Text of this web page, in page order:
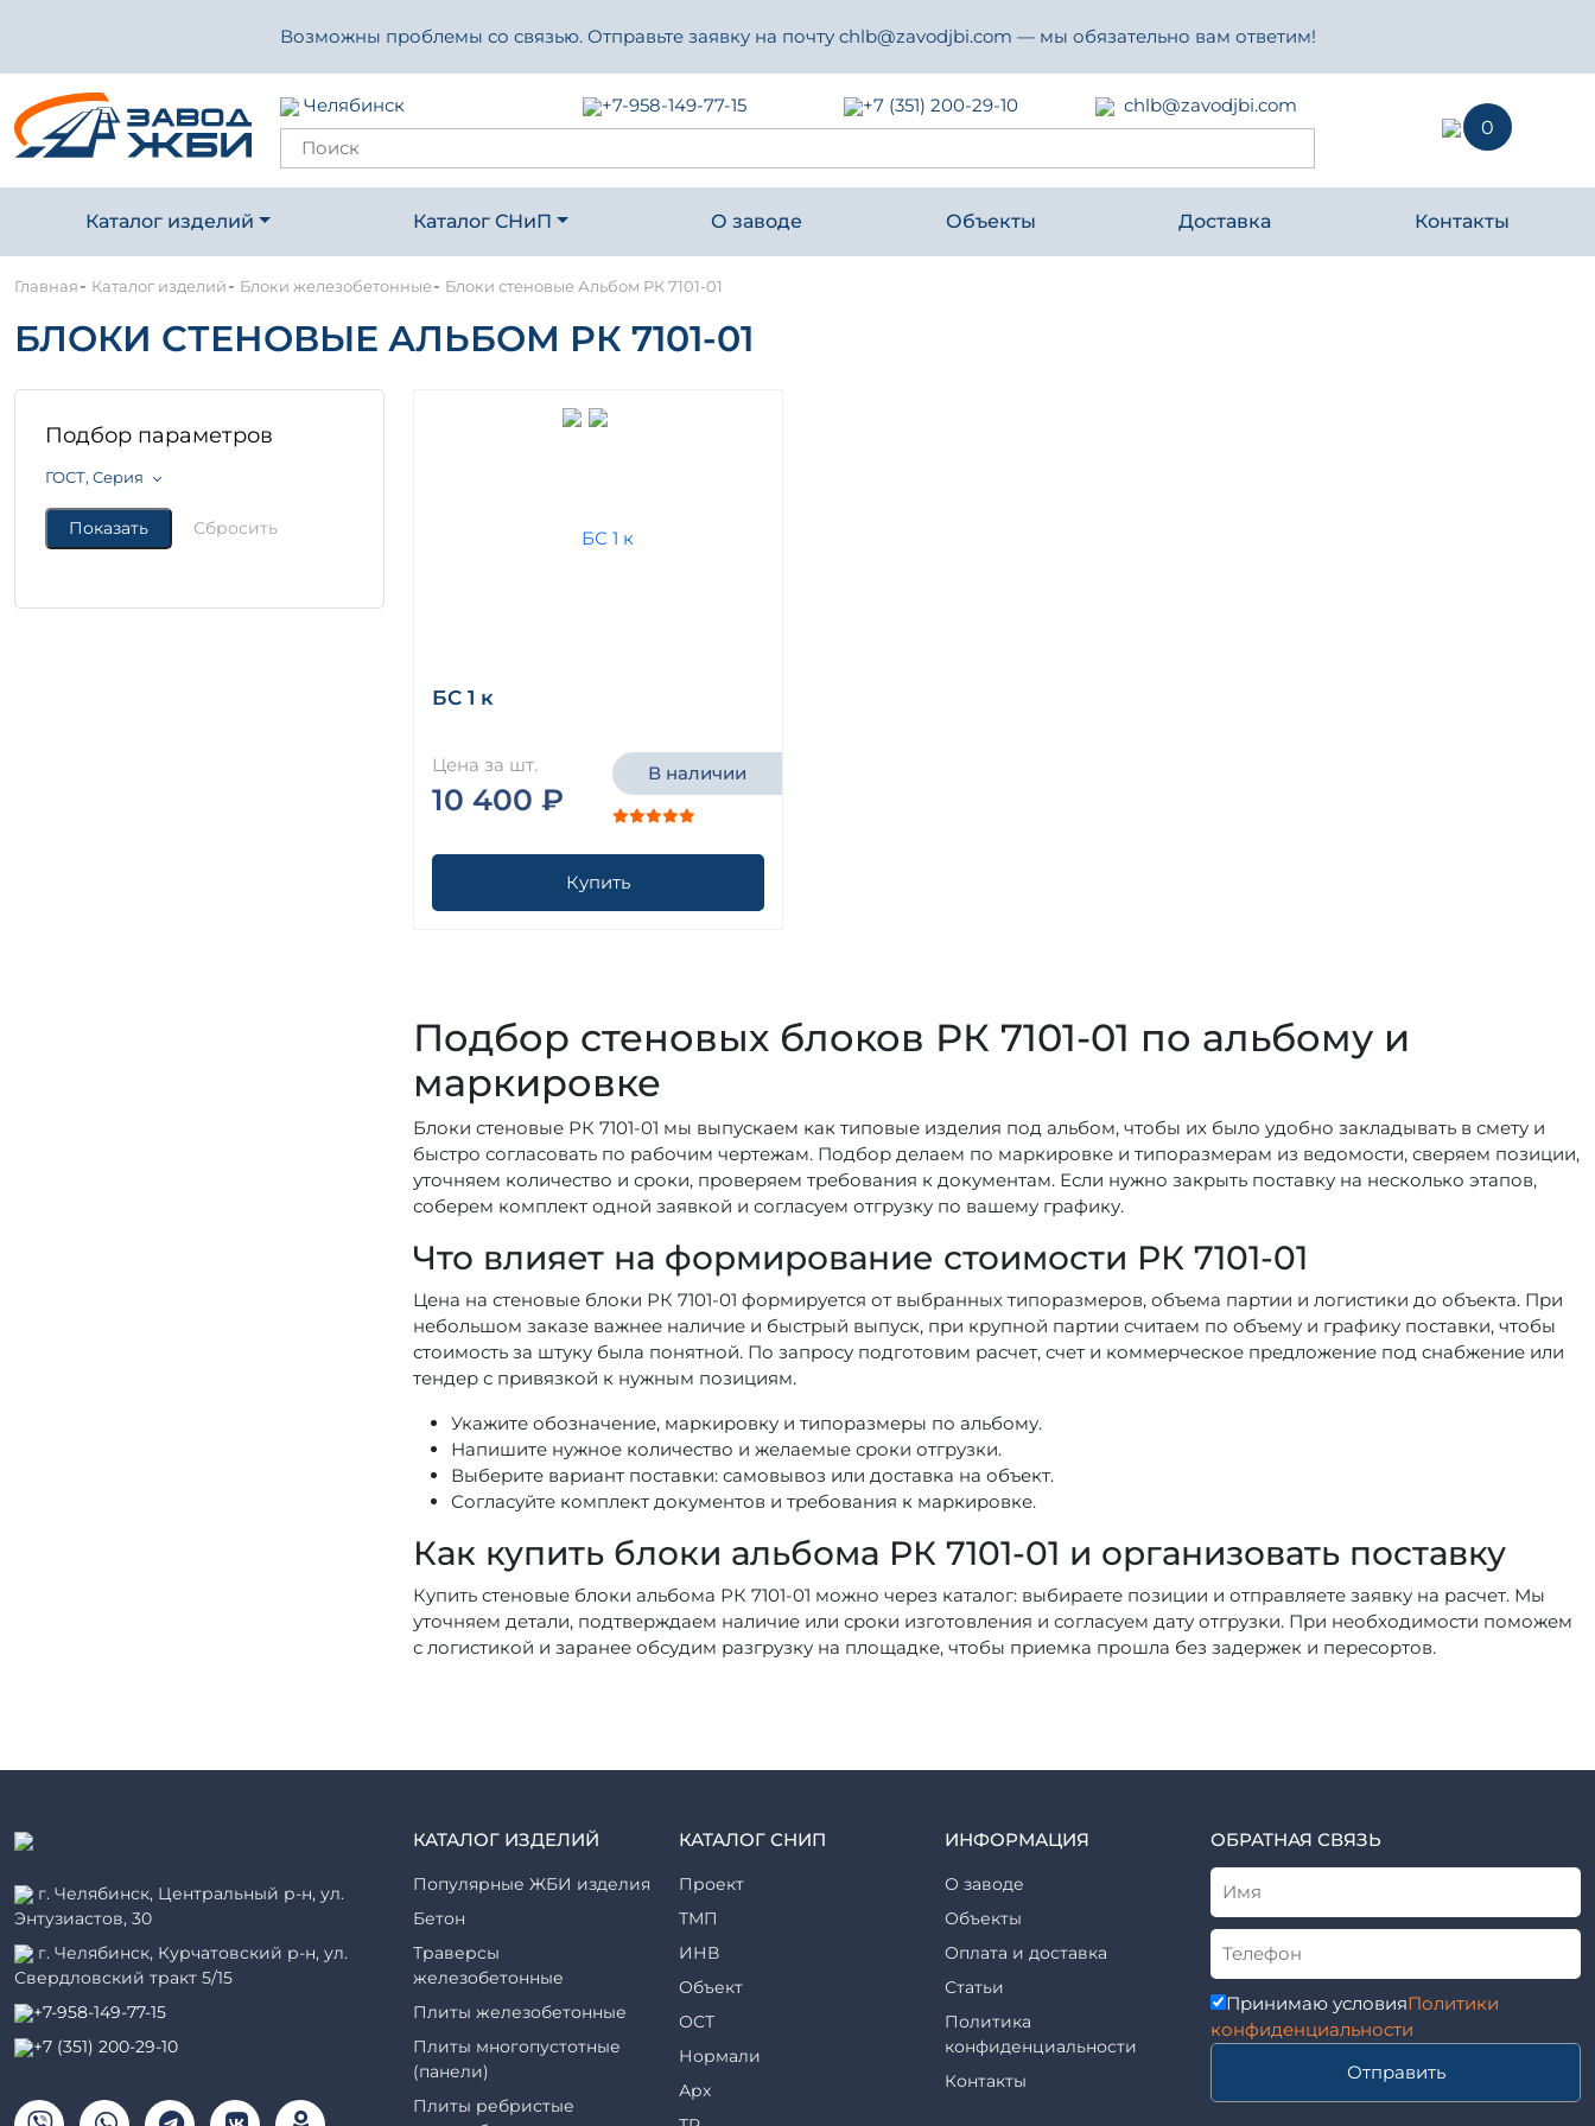
Возможны проблемы со связью. Отправьте заявку на почту chlb@zavodjbi.com — мы обязательно вам ответим!
Челябинск +7-958-149-77-15 +7 (351) 200-29-10
chlb@zavodjbi.com
0
Каталог изделий Каталог СНиП О заводе Объекты Доставка Контакты
Главная- Каталог изделий- Блоки железобетонные- Блоки стеновые Альбом РК 7101-01
БЛОКИ СТЕНОВЫЕ АЛЬБОМ РК 7101-01
Подбор параметров
ГОСТ, Серия
БС 1 к
Цена за шт.
10 400 ₽
В наличии
Купить
Подбор стеновых блоков РК 7101-01 по альбому и
маркировке
Блоки стеновые РК 7101-01 мы выпускаем как типовые изделия под альбом, чтобы их было удобно закладывать в смету и
быстро согласовать по рабочим чертежам. Подбор делаем по маркировке и типоразмерам из ведомости, сверяем позиции,
уточняем количество и сроки, проверяем требования к документам. Если нужно закрыть поставку на несколько этапов,
соберем комплект одной заявкой и согласуем отгрузку по вашему графику.
Что влияет на формирование стоимости РК 7101-01
Цена на стеновые блоки РК 7101-01 формируется от выбранных типоразмеров, объема партии и логистики до объекта. При
небольшом заказе важнее наличие и быстрый выпуск, при крупной партии считаем по объему и графику поставки, чтобы
стоимость за штуку была понятной. По запросу подготовим расчет, счет и коммерческое предложение под снабжение или
тендер с привязкой к нужным позициям.
Укажите обозначение, маркировку и типоразмеры по альбому.
Напишите нужное количество и желаемые сроки отгрузки.
Выберите вариант поставки: самовывоз или доставка на объект.
Согласуйте комплект документов и требования к маркировке.
Как купить блоки альбома РК 7101-01 и организовать поставку
Купить стеновые блоки альбома РК 7101-01 можно через каталог: выбираете позиции и отправляете заявку на расчет. Мы
уточняем детали, подтверждаем наличие или сроки изготовления и согласуем дату отгрузки. При необходимости поможем
с логистикой и заранее обсудим разгрузку на площадке, чтобы приемка прошла без задержек и пересортов.
г. Челябинск, Центральный р-н, ул.
Энтузиастов, 30
г. Челябинск, Курчатовский р-н, ул.
Свердловский тракт 5/15
+7-958-149-77-15
+7 (351) 200-29-10
КАТАЛОГ ИЗДЕЛИЙ
Популярные ЖБИ изделия
Бетон
Траверсы
железобетонные
Плиты железобетонные
Плиты многопустотные
(панели)
Плиты ребристые
КАТАЛОГ СНИП
Проект
ТМП
ИНВ
Объект
ОСТ
Нормали
Арх
ИНФОРМАЦИЯ
О заводе
Объекты
Оплата и доставка
Статьи
Политика
конфиденциальности
Контакты
ОБРАТНАЯ СВЯЗЬ
Принимаю условияПолитики
конфиденциальности
Отправить